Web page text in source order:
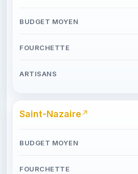
Saint-Nazaire